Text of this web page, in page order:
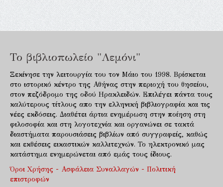
Το βιβλιοπωλείο "Λεμόνι"
Ξεκίνησε την λειτουργία του τον Μάιο του 1998. Βρίσκεται
στο ιστορικό κέντρο της Αθήνας στην περιοχή του θησείου,
στον πεζόδρομο της οδού Ηρακλειδών. Επιλέγει πάντα τους
καλύτερους τίτλους απο την ελληνική βιβλιογραφία και τις
νέες εκδόσεις. Διαθέτει άρτια ενημέρωση στην ποίηση στη
φιλοσοφία και στη λογοτεχνία και οργανώνει σε τακτά
διαστήματα παρουσιάσεις βιβλίων από συγγραφείς, καθώς
και εκθέσεις εικαστικών καλλιτεχνών. Το ηλεκτρονικό μας
κατάστημα ενημερώνεται από εμάς τους ίδιους.
Όροι Χρήσης - Ασφάλεια Συναλλαγών - Πολιτική
επιστροφών